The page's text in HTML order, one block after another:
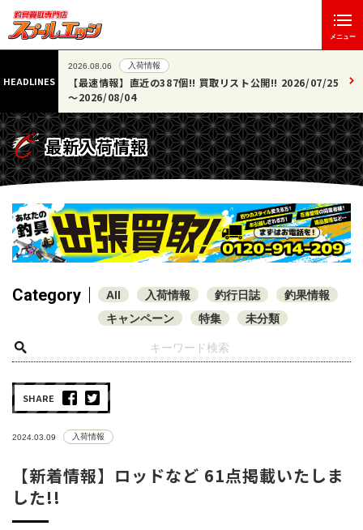
メニュー
HEADLINES
た!!
2026.08.06 入荷情報
【最速情報】直近の387個!! 買取リスト公開!! 2026/07/25
～2026/08/04
最新入荷情報
Category All 入荷情報 釣行日誌
釣果情報
キャンペーン
特集 未分類
SHARE
2024.03.09 入荷情報
【新着情報】ロッドなど 61点掲載いたしま
した!!